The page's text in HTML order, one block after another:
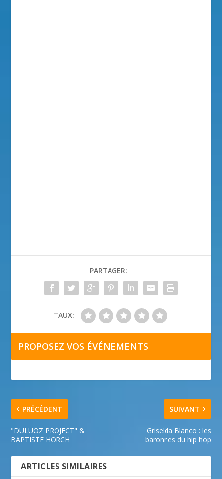
PARTAGER:
TAUX:
PROPOSEZ VOS ÉVÉNEMENTS
PRÉCÉDENT
"DULUOZ PROJECT" &
BAPTISTE HORCH
SUIVANT
Griselda Blanco : les
baronnes du hip hop
ARTICLES SIMILAIRES